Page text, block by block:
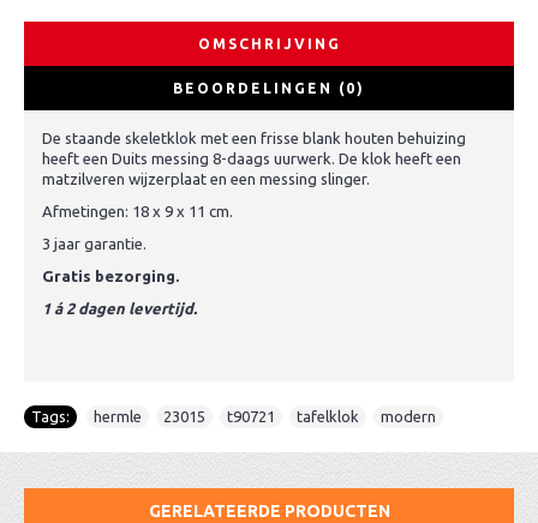
OMSCHRIJVING
BEOORDELINGEN (0)
De staande skeletklok met een frisse blank houten behuizing
heeft een Duits messing 8-daags uurwerk. De klok heeft een
matzilveren wijzerplaat en een messing slinger.
Afmetingen: 18 x 9 x 11 cm.
3 jaar garantie.
Gratis bezorging.
1 á 2 dagen levertijd.
Tags: hermle 23015 t90721 tafelklok modern
GERELATEERDE PRODUCTEN